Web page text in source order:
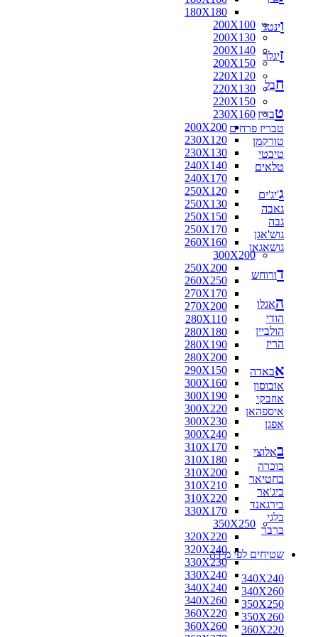
180X180
200X100
200X130
200X140
200X150
220X120
220X130
220X150
230X160
200X200
230X120
230X130
240X140
240X170
250X120
250X130
250X150
250X170
260X160
300X200
250X200
260X250
270X170
270X200
280X110
280X180
280X190
280X200
290X150
300X160
300X190
300X220
300X230
300X240
310X170
310X180
310X200
310X210
310X220
330X170
350X250
320X220
320X240
330X230
330X240
340X240
340X260
360X220
360X260
וינטג'
זיגלר
חבל
טבריז
טבריז פרחים
טורקמן
טיבטי
טלאים
ג'יג'ים
גאבה
גבה
גוש'אגן
גושאגאן
דורוחש
האגלו
הודי
הולביין
הריז
אבאדה
אובוסון
אוזבקי
איספהאן
אפגן
באלוצי
בוכרה
בחטיאר
ביג'אר
בירגאנד
בלגי
ברבר
שטיחים לפי מידה
340X240
340X260
350X250
350X260
360X220